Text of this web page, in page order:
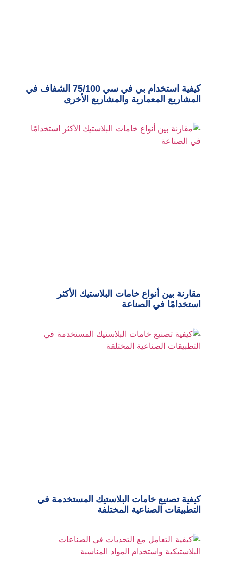
كيفية استخدام بي في سي 75/100 الشفاف في
المشاريع المعمارية والمشاريع الأخرى
مقارنة بين أنواع خامات البلاستيك الأكثر
استخدامًا في الصناعة
كيفية تصنيع خامات البلاستيك المستخدمة في
التطبيقات الصناعية المختلفة